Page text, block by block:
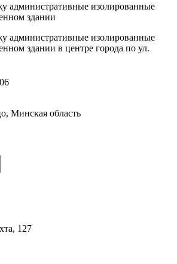
административные изолированные
здании
административные изолированные
здании в центре города по ул.
Минская область
127